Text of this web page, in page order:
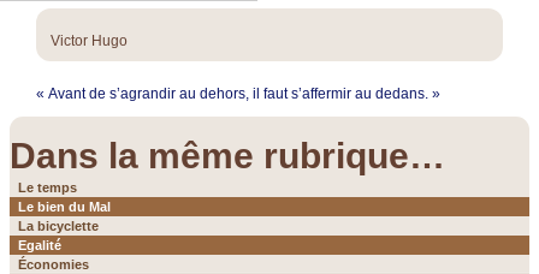
Victor Hugo
« Avant de s’agrandir au dehors, il faut s’affermir au dedans. »
Dans la même rubrique…
Le temps
Le bien du Mal
La bicyclette
Egalité
Économies